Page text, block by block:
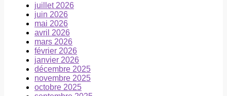
juillet 2026
juin 2026
mai 2026
avril 2026
mars 2026
février 2026
janvier 2026
décembre 2025
novembre 2025
octobre 2025